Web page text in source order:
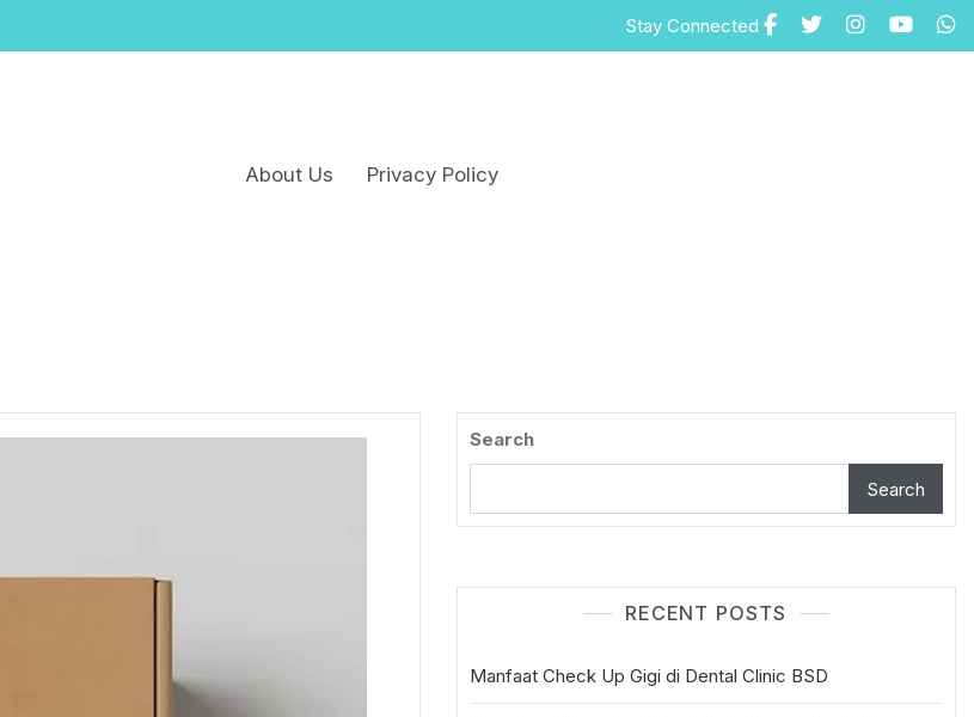
Stay Connected
About Us Privacy Policy
Search
Search
RECENT POSTS
Manfaat Check Up Gigi di Dental Clinic BSD